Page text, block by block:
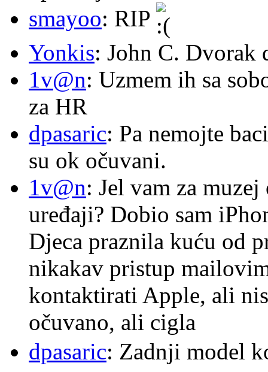
smayoo: RIP
Yonkis: John C. Dvorak
1v@n: Uzmem ih sa
za HR
dpasaric: Pa nemojte
su ok očuvani.
1v@n: Jel vam za
uređaji? Dobio sam
Djeca praznila kuću od
nikakav pristup
kontaktirati Apple, ali
očuvano, ali cigla
dpasaric: Zadnji model